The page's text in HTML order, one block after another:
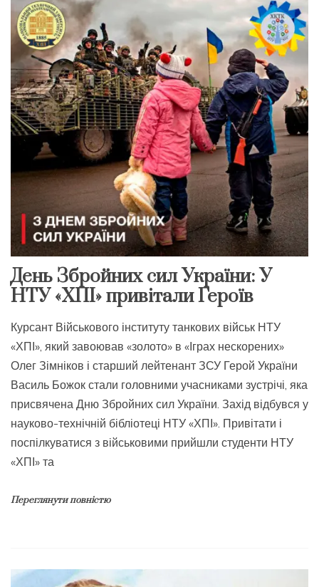
День Збройних сил України: У
НТУ «ХПІ» привітали Героїв
Курсант Військового інституту танкових військ НТУ
«ХПІ», який завоював «золото» в «Іграх нескорених»
Олег Зімніков і старший лейтенант ЗСУ Герой України
Василь Божок стали головними учасниками зустрічі, яка
присвячена Дню Збройних сил України. Захід відбувся у
науково-технічній бібліотеці НТУ «ХПІ». Привітати і
поспілкуватися з військовими прийшли студенти НТУ
«ХПІ» та
Переглянути повністю